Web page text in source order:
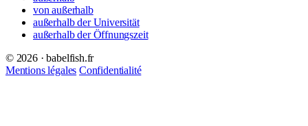
von außerhalb
außerhalb der Universität
außerhalb der Öffnungszeit
© 2026 · babelfish.fr
Mentions légales Confidentialité